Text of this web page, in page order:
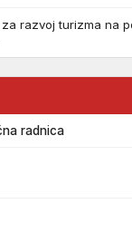
za razvoj turizma na
radnica